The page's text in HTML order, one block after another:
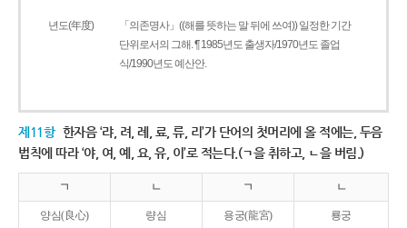
년도(年度)
「의존명사」((해를 뜻하는 말 뒤에 쓰여)) 일정한 기간
단위로서의 그해. ¶ 1985년도 출생자/1970년도 졸업
식/1990년도 예산안.
제11항 한자음 ‘랴, 려, 례, 료, 류, 리’가 단어의 첫머리에 올 적에는, 두음
법칙에 따라 ‘야, 여, 예, 요, 유, 이’로 적는다.(ㄱ을 취하고, ㄴ을 버림.)
ㄱ ㄴ ㄱ ㄴ
양심(良心) 량심 용궁(龍宮) 룡궁